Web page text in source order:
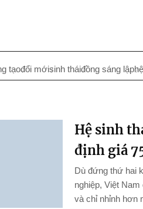
tạođổi mớisinh tháiđồng sáng lập
Hệ sinh
định giá
Dù đứng thứ hai
nghiệp, Việt
và chỉ nhỉnh hơn